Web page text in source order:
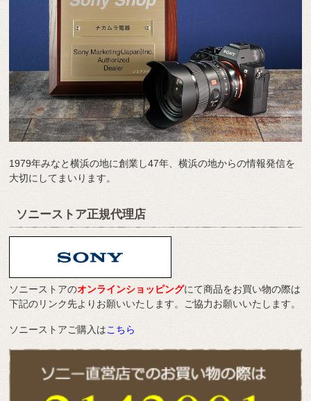
1979年みなと横浜の地に創業し47年、横浜の地からの情報発信を
大切にしてまいります。
ソニーストア正規代理店
ソニーストアのオンラインショッピングにて商品をお買い物の際は
下記のリンク先よりお願いいたします。ご協力お願いいたします。
ソニーストアご購入はこちら